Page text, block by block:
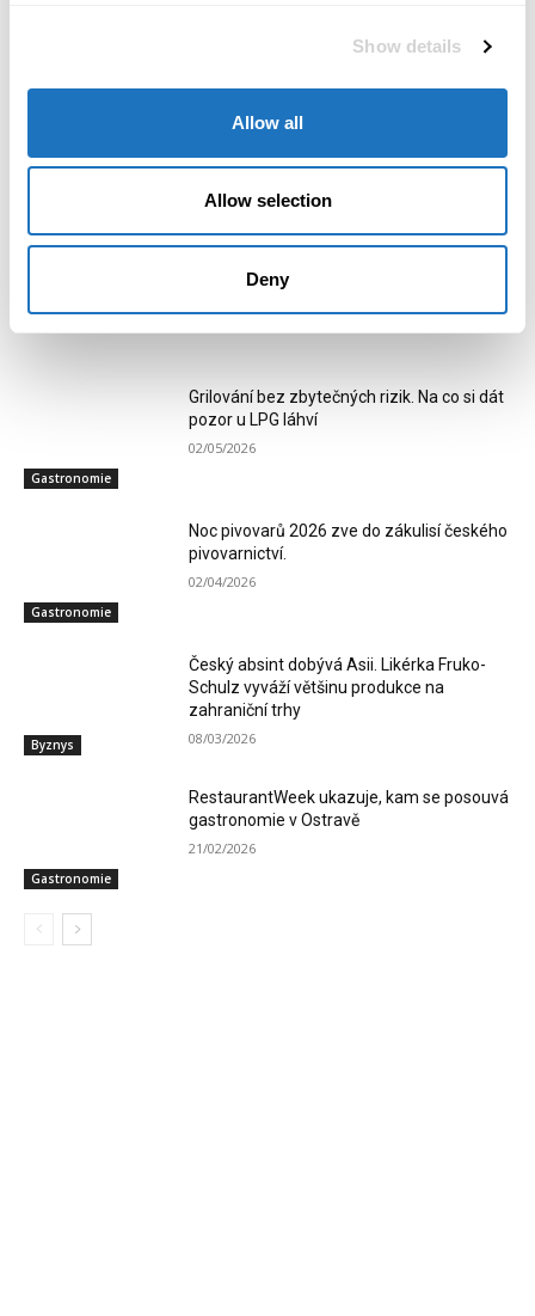
Show details
Allow all
Allow selection
Deny
firemní zprávy, tiskové informace a novinky z prostředí
přehledné a ověřené informace o tématech, která formují
region i širší podnikatelské prostředí.
RELATED ARTICLES
Gastronomie
Grilování bez zbytečných rizik. Na co si dát
pozor u LPG láhví
02/05/2026
Gastronomie
Noc pivovarů 2026 zve do zákulisí českého
pivovarnictví.
02/04/2026
Byznys
Český absint dobývá Asii. Likérka Fruko-
Schulz vyváží většinu produkce na
zahraniční trhy
08/03/2026
Gastronomie
RestaurantWeek ukazuje, kam se posouvá
gastronomie v Ostravě
21/02/2026